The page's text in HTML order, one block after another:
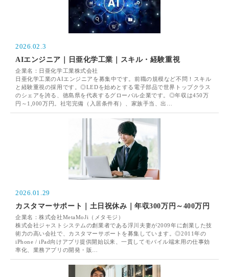
2026.02.3
AIエンジニア｜日亜化学工業｜スキル・経験重視
企業名：日亜化学工業株式会社
日亜化学工業のAIエンジニアを募集中です。前職の規模など不問！スキル
と経験重視の採用です。◎LEDを始めとする電子部品で世界トップクラス
のシェアを誇る、徳島県を代表するグローバル企業です。◎年収は450万
円～1,000万円。社宅完備（入居条件有）、家族手当、出…
2026.01.29
カスタマーサポート｜土日祝休み｜年収300万円～400万円
企業名：株式会社MetaMoJi（メタモジ）
株式会社ジャストシステムの創業者である浮川夫妻が2009年に創業した技
術力の高い会社で、カスタマーサポートを募集しています。◎2011年の
iPhone / iPad向けアプリ提供開始以来、一貫してモバイル端末用の仕事効
率化、業務アプリの開発・販…